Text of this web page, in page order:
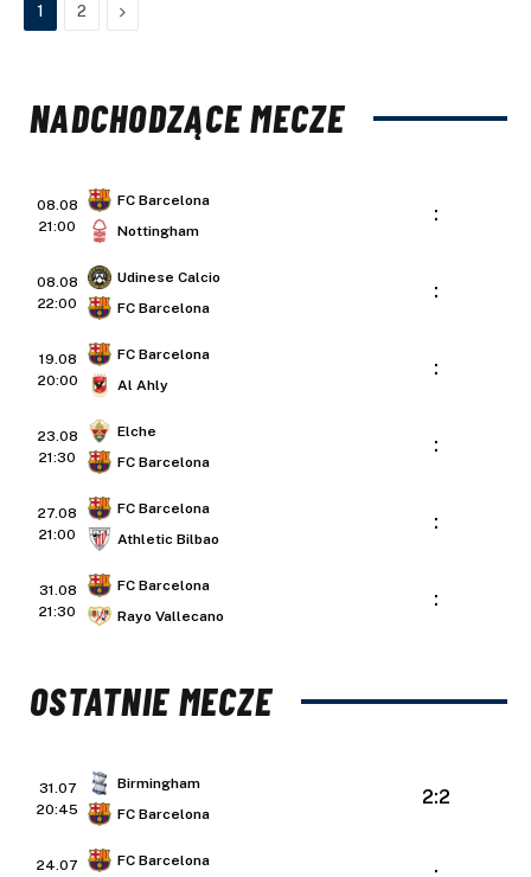
1 2 Next
NADCHODZĄCE MECZE
08.08
21:00
FC Barcelona
Nottingham
:
08.08
22:00
Udinese Calcio
FC Barcelona
:
19.08
20:00
FC Barcelona
Al Ahly
:
23.08
21:30
Elche
FC Barcelona
:
27.08
21:00
FC Barcelona
Athletic Bilbao
:
31.08
21:30
FC Barcelona
Rayo Vallecano
:
OSTATNIE MECZE
31.07
20:45
Birmingham
FC Barcelona
2:2
24.07
FC Barcelona